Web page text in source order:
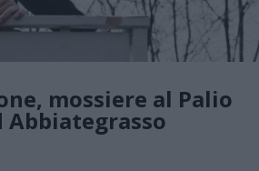
mossiere al Palio
Abbiategrasso